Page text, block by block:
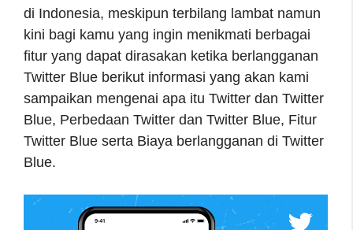
di Indonesia, meskipun terbilang lambat namun
kini bagi kamu yang ingin menikmati berbagai
fitur yang dapat dirasakan ketika berlangganan
Twitter Blue berikut informasi yang akan kami
sampaikan mengenai apa itu Twitter dan Twitter
Blue, Perbedaan Twitter dan Twitter Blue, Fitur
Twitter Blue serta Biaya berlangganan di Twitter
Blue.